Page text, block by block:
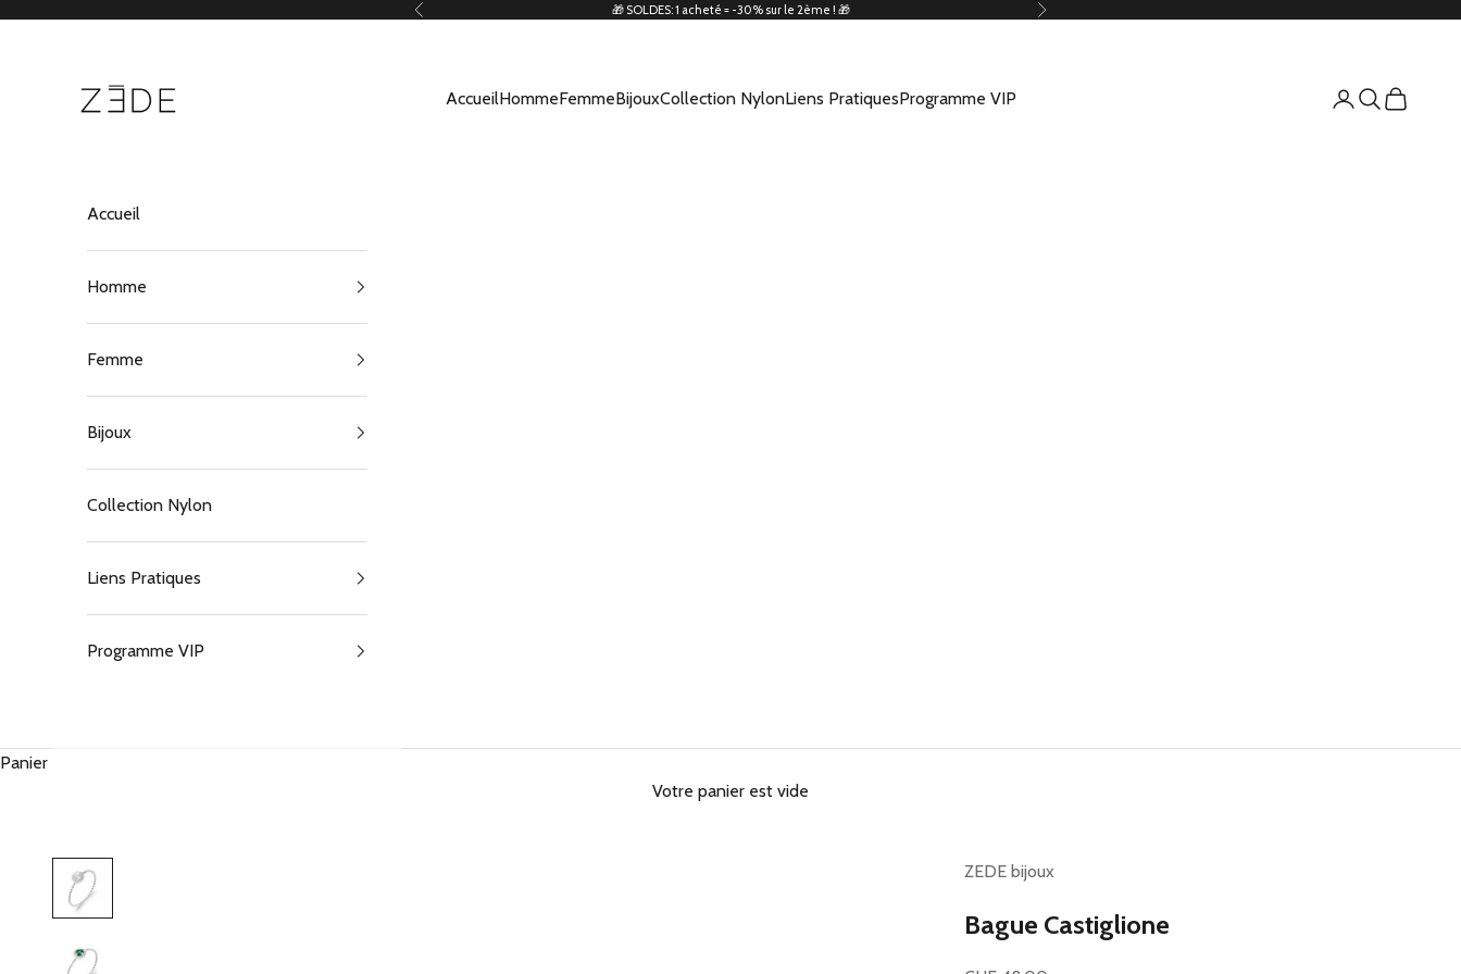
Précédent 🎁 SOLDES: 1 acheté = -30% sur le 2ème ! 🎁 Suivant
AccueilHommeFemmeBijouxCollection NylonLiens PratiquesProgramme VIP Connexion
Recherche
Panier
Accueil
Homme
Femme
Bijoux
Collection Nylon
Liens Pratiques
Programme VIP
Panier
Votre panier est vide
ZEDE bijoux
Bague Castiglione